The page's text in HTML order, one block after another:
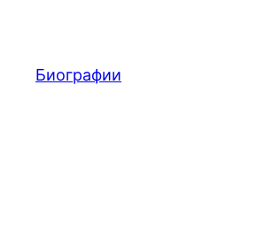
содержимому
Биографии